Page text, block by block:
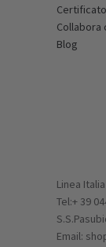
Collabora
Blog
Linea
Tel:+ 39
Email: